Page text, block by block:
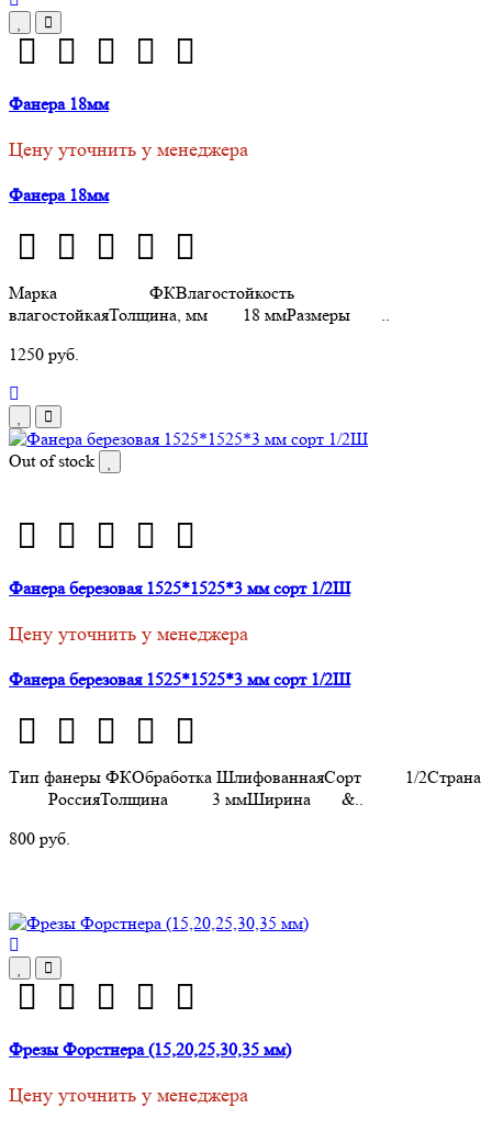
Фанера 18мм
Цену уточнить у менеджера
Фанера 18мм
Марка ФКВлагостойкость
влагостойкаяТолщина, мм 18 ммРазмеры ..
1250 руб.
Out of stock
Фанера березовая 1525*1525*3 мм сорт 1/2Ш
Цену уточнить у менеджера
Фанера березовая 1525*1525*3 мм сорт 1/2Ш
Тип фанеры ФКОбработка ШлифованнаяСорт 1/2Страна
РоссияТолщина 3 ммШирина &..
800 руб.
Фрезы Форстнера (15,20,25,30,35 мм)
Цену уточнить у менеджера